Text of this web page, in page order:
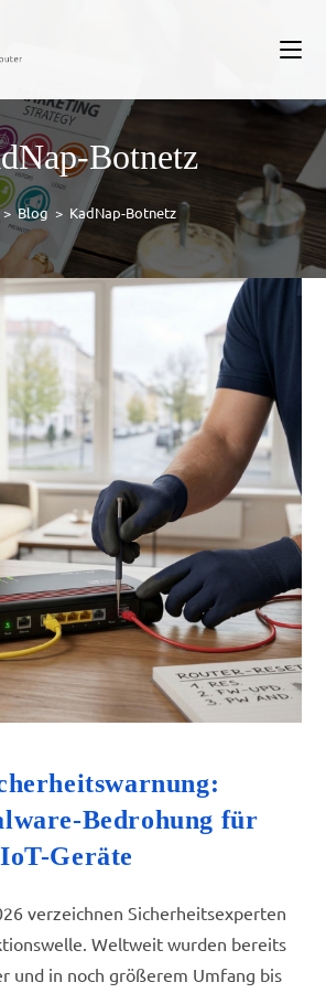
Botnetz
> Blog > KadNap-Botnetz
Bedrohung für
Geräte
verzeichnen Sicherheitsexperten
Weltweit wurden bereits
und in noch größerem Umfang bis